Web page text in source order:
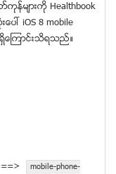
န္မ်ားကို Healthbook
ၚ iOS 8 mobile
ေၾကာင္းသိရသည္။
mobile-phone-